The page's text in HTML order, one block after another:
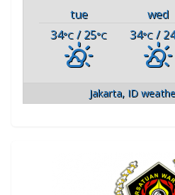
tue wed
34°C / 25°C 34°C /
Jakarta, ID